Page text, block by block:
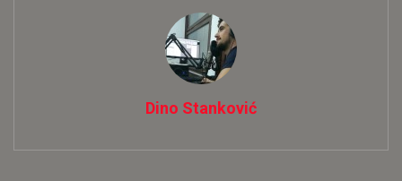
Dino Stanković